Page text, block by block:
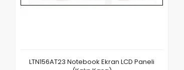
LTN156AT23 Notebook Ekran LCD Paneli